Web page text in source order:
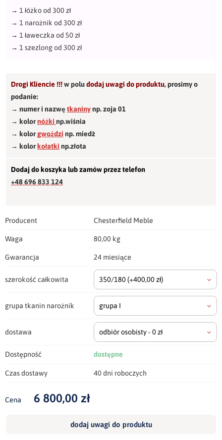
→ 1 łóżko od 300 zł
→ 1 narożnik od 300 zł
→ 1 ławeczka od 50 zł
→ 1 szezlong od 300 zł
Drogi Kliencie !!!w poludodaj uwagi do produktu,prosimy o
podanie:
→ numer i nazwętkaninynp. zoja 01
→ kolornóżki np.wiśnia
→ kolorgwożdzi np. miedź
→ kolorkołatki np.złota
Dodaj do koszyka lub zamów przez telefon
+48 696 833 124
Producent Chesterfield Meble
Waga 80,00 kg
Gwarancja 24 miesiące
szerokość całkowita 350/180(+400,00 zł)
grupa tkanin narożnik grupa I
dostawa odbiór osobisty - 0 zł
Dostępność dostępne
Czas dostawy 40 dni roboczych
Cena 6 800,00 zł
dodaj uwagi do produktu